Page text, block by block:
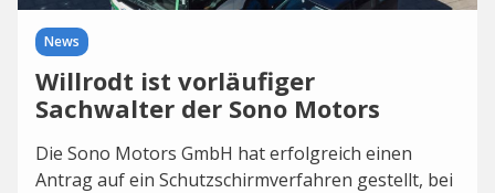
News
Willrodt ist vorläufiger
Sachwalter der Sono Motors
Die Sono Motors GmbH hat erfolgreich einen
Antrag auf ein Schutzschirmverfahren gestellt, bei